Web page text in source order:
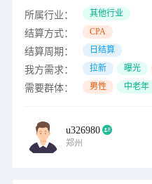
所属行业： 其他行业
结算方式： CPA
结算周期： 日结算
我方需求： 拉新 曝光
需要群体： 男性 中老年
u326980
郑州